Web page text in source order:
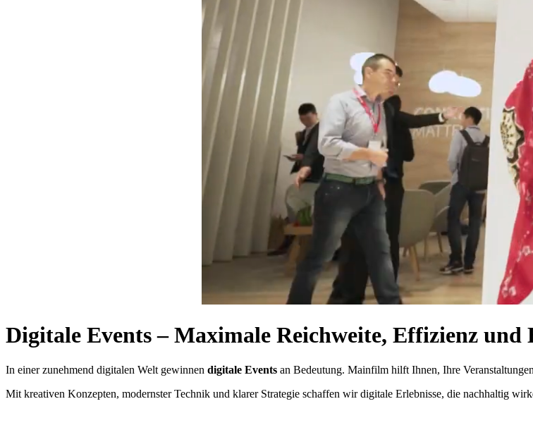
Digitale Events – Maximale Reichweite, Effizienz und
In einer zunehmend digitalen Welt gewinnen digitale Events an Bedeutung. Mainfilm hilft Ihnen, Ihre
Mit kreativen Konzepten, modernster Technik und klarer Strategie schaffen wir digitale Erlebnisse, die nachhaltig